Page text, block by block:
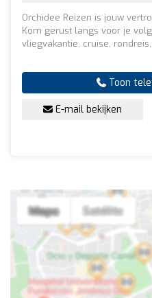
Orchidee Reizen is jouw
Kom gerust langs voor je
vliegvakantie, cruise,
Toon
E-mail bekijken